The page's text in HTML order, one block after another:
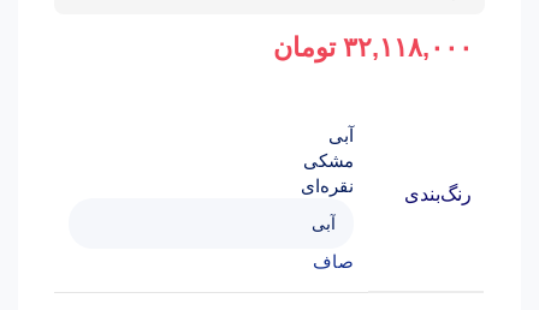
۳۲,۱۱۸,۰۰۰ تومان
رنگ‌بندی
آبی
مشکی
نقره‌ای
صاف